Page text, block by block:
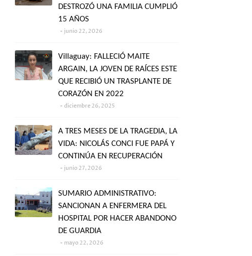
DESTROZÓ UNA FAMILIA CUMPLIÓ
15 AÑOS
junio 22, 2026
Villaguay: FALLECIÓ MAITE
ARGAIN, LA JOVEN DE RAÍCES ESTE
QUE RECIBIÓ UN TRASPLANTE DE
CORAZÓN EN 2022
diciembre 26, 2025
A TRES MESES DE LA TRAGEDIA, LA
VIDA: NICOLÁS CONCI FUE PAPÁ Y
CONTINÚA EN RECUPERACIÓN
junio 27, 2026
SUMARIO ADMINISTRATIVO:
SANCIONAN A ENFERMERA DEL
HOSPITAL POR HACER ABANDONO
DE GUARDIA
mayo 22, 2026